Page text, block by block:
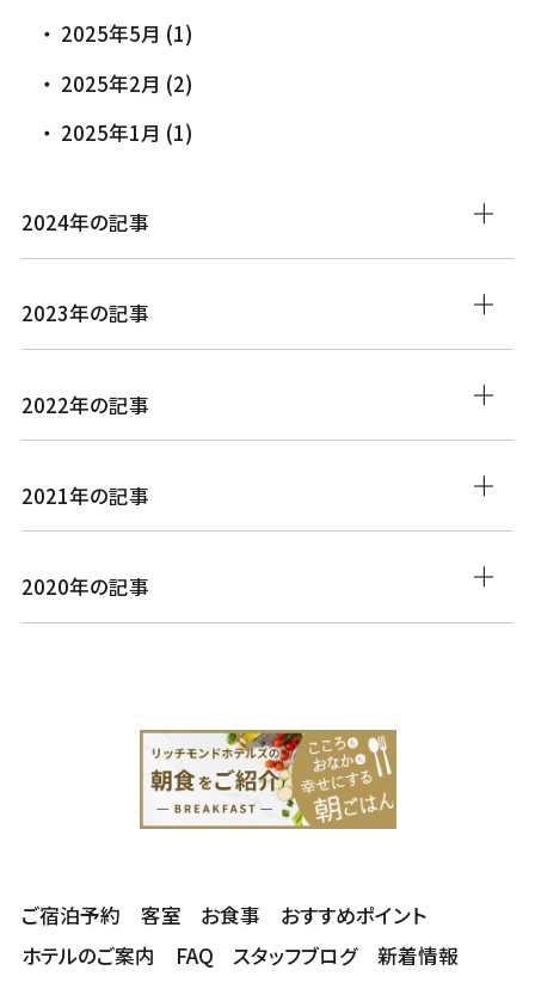
2025年5月 (1)
2025年2月 (2)
2025年1月 (1)
2024年の記事
2023年の記事
2022年の記事
2021年の記事
2020年の記事
ご宿泊予約 客室 お食事
おすすめポイント
ホテルのご案内
FAQ スタッフブログ 新着情報